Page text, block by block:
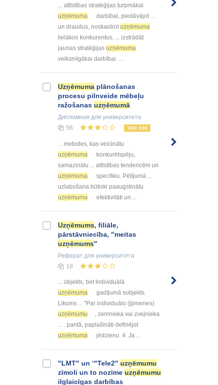
... attīstības stratēģijas turpmākai
uzņēmuma
darbībai, piedāvājot ...
un draudus, noskaidrot uzņēmuma
lielākos konkurentus. ... izstrādāt
jaunas stratēģijas uzņēmuma
veiksmīgākai darbībai. ...
Uzņēmuma plānošanas
procesu pilnveide mēbeļu
ražošanas uzņēmumā
Дипломная для университета
56
TOP 100
... metodes, kas veicinātu
uzņēmuma
konkurētspēju,
samazinātu ... attīstības tendencēm un
uzņēmuma
specifiku. Pētījumā ...
uzlabošana būtiski paaugstinātu
uzņēmuma
efektivitāti un ...
Uzņēmums, filiāle,
pārstāvniecība, "meitas
uzņēmums"
Реферат для университета
18
... objekts, bet Individuālā
uzņēmuma
gadījumā subjekts.
Likums ... "Par individuālo (ģimenes)
uzņēmumu
, zemnieka vai zvejnieka
... . pantā, paplašināti definējot
uzņēmuma
jēdzienu. 4. Ja ...
"LMT" un ‘"Tele2" uzņēmumu
zīmoli un to nozīme uzņēmumu
ilglaicīgas darbības